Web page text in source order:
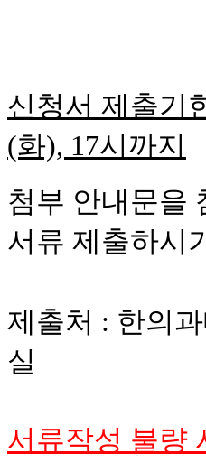
신청서 제출기
(화), 17시까지
첨부 안내문을
서류 제출하시
제출처 : 한의
실
서류작성 불량